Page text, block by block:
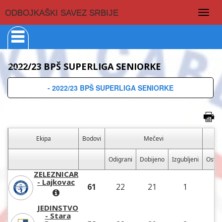
ODBOJKAŠKI SAVEZ SRBIJE
2022/23 BPŠ SUPERLIGA SENIORKE
- 2022/23 BPŠ SUPERLIGA SENIORKE
Ekipa Bodovi Mečevi
Odigrani Dobijeno Izgubljeni
ZELEZNICAR
- Lajkovac
61 22 21 1
JEDINSTVO
- Stara